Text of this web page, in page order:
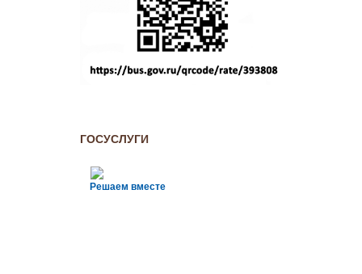
ГОСУСЛУГИ
Решаем вместе